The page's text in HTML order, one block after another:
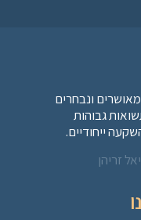
ונבחרים
גבוהות
ייחודיים.